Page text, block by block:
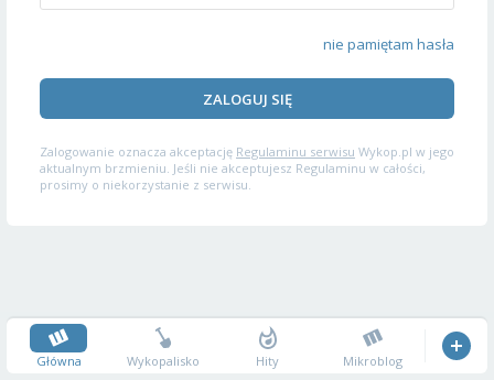
nie pamiętam hasła
ZALOGUJ SIĘ
Zalogowanie oznacza akceptację Regulaminu serwisu Wykop.pl w jego
aktualnym brzmieniu. Jeśli nie akceptujesz Regulaminu w całości,
prosimy o niekorzystanie z serwisu.
Główna Wykopalisko Hity Mikroblog